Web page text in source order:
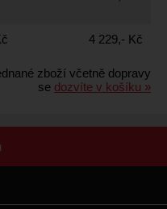
4 229,- Kč
zboží včetně dopravy
se dozvíte v košíku »